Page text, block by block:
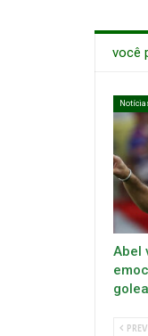
você
Abel
PREV